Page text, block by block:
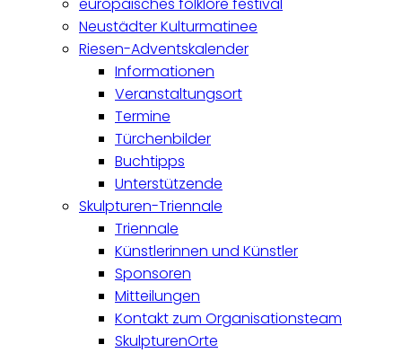
Neustädter Kulturmatinee
Riesen-Adventskalender
Informationen
Veranstaltungsort
Termine
Türchenbilder
Buchtipps
Unterstützende
Skulpturen-Triennale
Triennale
Künstlerinnen und Künstler
Sponsoren
Mitteilungen
Kontakt zum Organisationsteam
SkulpturenOrte